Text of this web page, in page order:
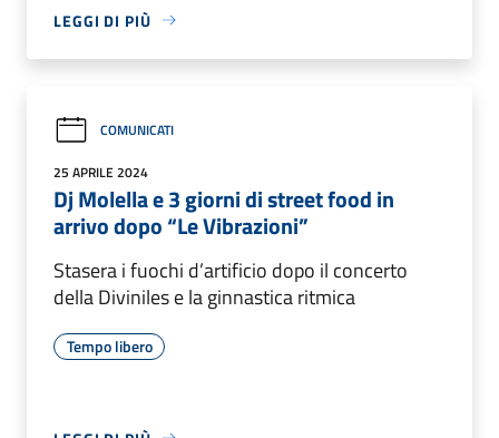
LEGGI DI PIÙ
COMUNICATI
25 APRILE 2024
Dj Molella e 3 giorni di street food in
arrivo dopo “Le Vibrazioni”
Stasera i fuochi d’artificio dopo il concerto
della Diviniles e la ginnastica ritmica
Tempo libero